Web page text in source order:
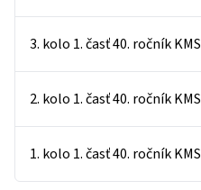
3. kolo 1. časť 40. ročník KMS
2. kolo 1. časť 40. ročník KMS
1. kolo 1. časť 40. ročník KMS